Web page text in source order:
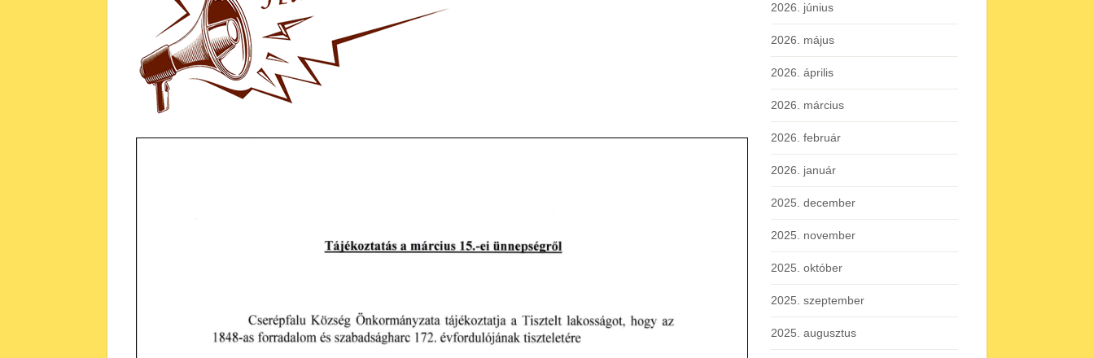
2026. június
2026. május
2026. április
2026. március
2026. február
2026. január
2025. december
2025. november
2025. október
2025. szeptember
2025. augusztus